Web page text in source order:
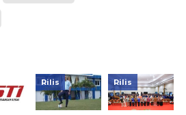
Rilis Rilis